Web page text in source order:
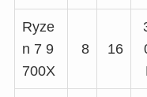
Ryze
n 7 9
700X
8 16